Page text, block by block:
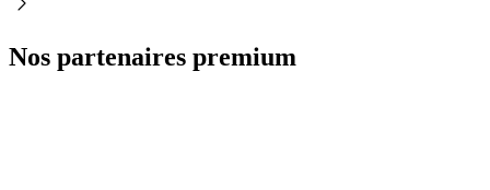
Nos partenaires premium